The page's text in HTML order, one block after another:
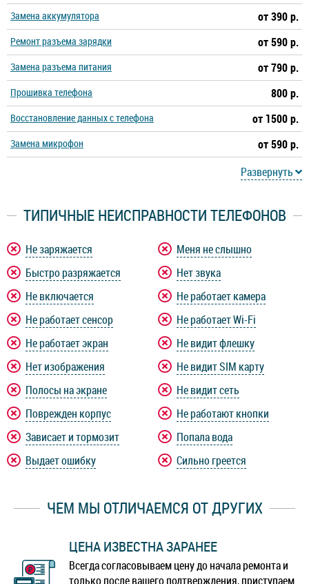
Замена аккумулятора от 390 р.
Ремонт разъема зарядки от 590 р.
Замена разъема питания от 790 р.
Прошивка телефона 800 р.
Восстановление данных с телефона от 1500 р.
Замена микрофон
от 590 р.
Развернуть
ТИПИЧНЫЕ НЕИСПРАВНОСТИ ТЕЛЕФОНОВ
Не заряжается
Быстро разряжается
Не включается
Не работает сенсор
Не работает экран
Нет изображения
Полосы на экране
Поврежден корпус
Зависает и тормозит
Выдает ошибку
Меня не слышно
Нет звука
Не работает камера
Не работает Wi-Fi
Не видит флешку
Не видит SIM карту
Не видит сеть
Не работают кнопки
Попала вода
Сильно греется
ЧЕМ МЫ ОТЛИЧАЕМСЯ ОТ ДРУГИХ
ЦЕНА ИЗВЕСТНА ЗАРАНЕЕ
Всегда согласовываем цену до начала ремонта и
только после вашего подтверждения, приступаем